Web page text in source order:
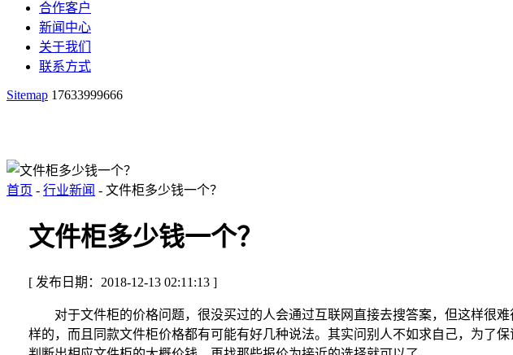
合作客户
新闻中心
关于我们
联系方式
Sitemap 17633999666
首页 - 行业新闻 - 文件柜多少钱一个？
文件柜多少钱一个？
[ 发布日期：2018-12-13 02:11:13 ]
对于文件柜的价格问题，很没买过的人会通过互联网直接去搜答案，但这样很难
样的，而且同款文件柜价格都有可能有好几种说法。其实问别人不如求自己，为了